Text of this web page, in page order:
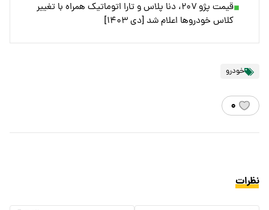
قیمت پژو ۲۰۷، دنا پلاس و تارا اتوماتیک همراه با تغییر
کلاس خودروها اعلام شد [دی ۱۴۰۳]
خودرو
۰
نظرات